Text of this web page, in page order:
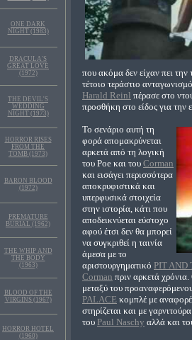
ONE DARK
NIGHT (1983)
DRACULA'S
GREAT LOVE
(1972)
THE DEVIL'S
WEDDING
NIGHT (1973)
HORROR RISES
FROM THE
TOMB (1973)
BARON BLOOD
(1972)
PREMATURE
BURIAL (1962)
THE WHIP AND
THE BODY
(1963)
BLOOD OF THE
VIRGINS (1967)
HORROR HOTEL
(1960)
που ακόμα δεν είχαν πει την
τέτοιο τεράστιο
Harald Reinl πέρασε στο
προσθήκη στο είδος για την
Το σενάριο αυτή τη
φορά απομακρύνεται
αρκετά από τη λογική
του Poe και του Corman
και εισάγει περισσότερα
αποκρυφιστικά και
υπερφυσικά στοιχεία
στην ιστορία, κάτι που
αποδεικνύεται εύστοχο
αφού έτσι δεν θα μπορεί
να συγκριθεί η ταινία
άμεσα με το
αριστουργηματικό PIT AND
Corman πριν αρκετά
μεταξύ του
PALACE κομπλέ με
στηρίζεται και με
του Paul Naschy αλλά και